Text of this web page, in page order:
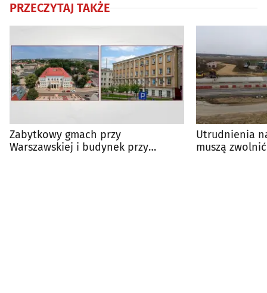
PRZECZYTAJ TAKŻE
Zabytkowy gmach przy
Warszawskiej i budynek przy
Utrudnienia
muszą zwolnić